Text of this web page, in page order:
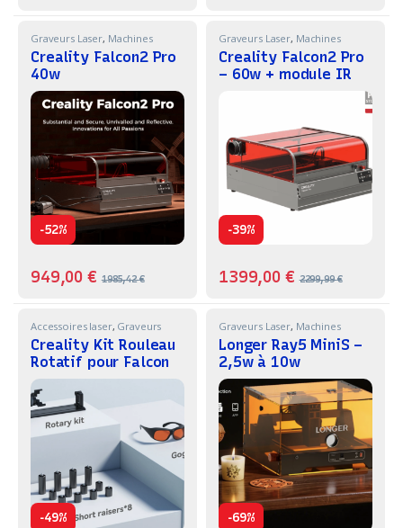
Graveurs Laser, Machines
Creality Falcon2 Pro
40w
-52%
949,00€ 1985,42€
Graveurs Laser, Machines
Creality Falcon2 Pro
– 60w + module IR
-39%
1399,00 € 2299,99€
Accessoires laser, Graveurs
Laser Machines
Creality Kit Rouleau
Rotatif pour Falcon
A1
-49%
Graveurs Laser, Machines
Longer Ray5 MiniS –
2,5w à 10w
-69%